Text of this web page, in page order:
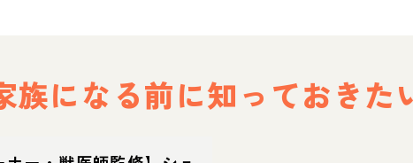
族になる前に知っておきた